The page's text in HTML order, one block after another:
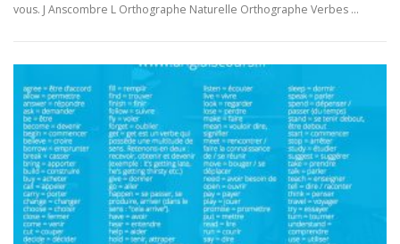
vous. J Anscombre L Orthographe Naturelle Orthographe Verbes …